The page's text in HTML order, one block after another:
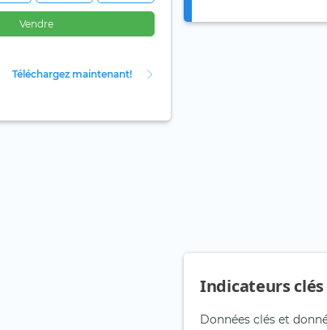
Vendre
Téléchargez maintenant!
Indicateurs clés
Données clés et